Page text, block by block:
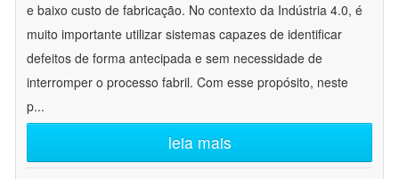
e baixo custo de fabricação. No contexto da Indústria 4.0, é
muito importante utilizar sistemas capazes de identificar
defeitos de forma antecipada e sem necessidade de
interromper o processo fabril. Com esse propósito, neste
p...
leia mais